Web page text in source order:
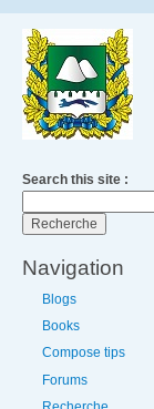
Search this site :
Navigation
Blogs
Books
Compose tips
Forums